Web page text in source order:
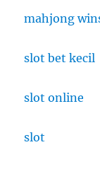
mahjong
slot bet kecil
slot online
slot